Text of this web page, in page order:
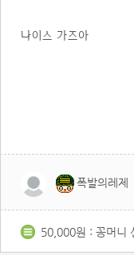
나이스 가즈아
폭발의레제
50,000원 : 꽁머니